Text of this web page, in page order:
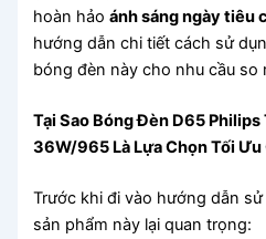
hoàn hảoánh sáng ngày tiêu
hướng dẫn chi tiết cách sử
bóng đèn này cho nhu cầu so
Tại Sao Bóng Đèn D65
36W/965 Là Lựa Chọn Tối Ưu
Trước khi đi vào hướng dẫn
sản phẩm này lại quan trọng: